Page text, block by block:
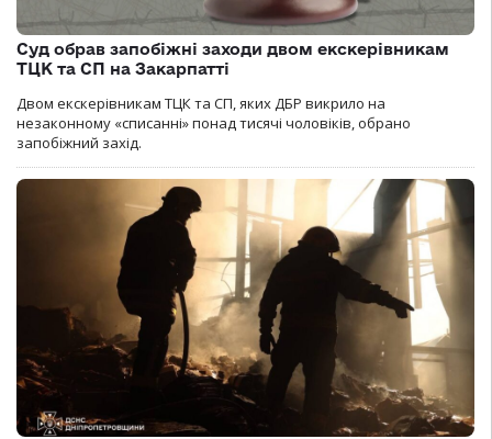
Суд обрав запобіжні заходи двом екскерівникам
ТЦК та СП на Закарпатті
Двом екскерівникам ТЦК та СП, яких ДБР викрило на
незаконному «списанні» понад тисячі чоловіків, обрано
запобіжний захід.